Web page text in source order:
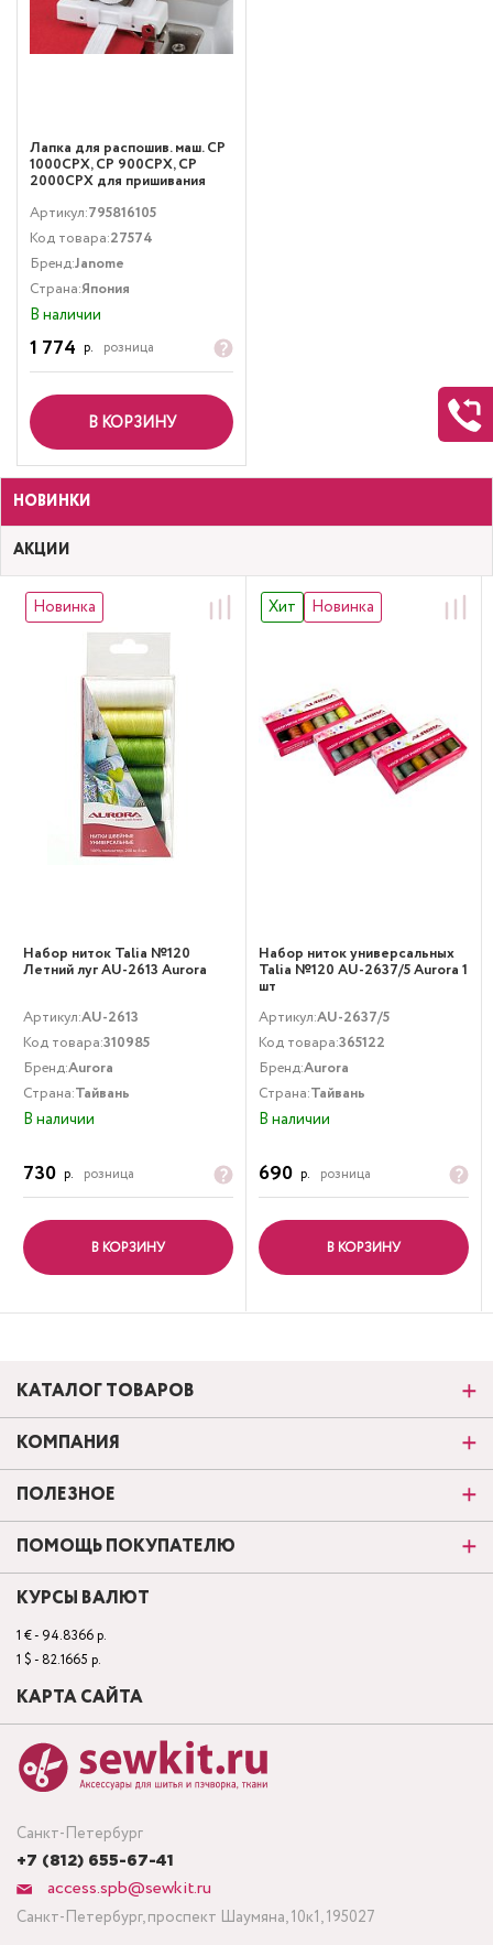
Лапка для распошив. маш. CP
1000CPX, CP 900CPX, CP
2000CPX для пришивания
795816105
Артикул:795816105
Код товара:27574
Бренд:Janome
Страна:Япония
В наличии
1 774 р. розница
В КОРЗИНУ
НОВИНКИ
АКЦИИ
Новинка
Набор ниток Talia №120
Летний луг AU-2613 Aurora
Артикул:AU-2613
Код товара:310985
Бренд:Aurora
Страна:Тайвань
В наличии
730 р. розница
В КОРЗИНУ
Хит Новинка
Набор ниток универсальных
Talia №120 AU-2637/5 Aurora 1
шт
Артикул:AU-2637/5
Код товара:365122
Бренд:Aurora
Страна:Тайвань
В наличии
690 р. розница
В КОРЗИНУ
Санкт-Петербург
+7 (812) 655-67-41
access.spb@sewkit.ru
Санкт-Петербург, проспект Шаумяна, 10к1, 195027
КАТАЛОГ ТОВАРОВ
КОМПАНИЯ
ПОЛЕЗНОЕ
ПОМОЩЬ ПОКУПАТЕЛЮ
КУРСЫ ВАЛЮТ
1 € - 94.8366 р.
1 $ - 82.1665 р.
КАРТА САЙТА